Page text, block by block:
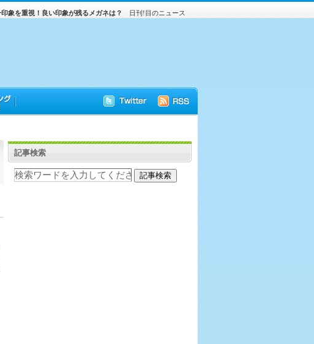
日刊!目のニュース
象を重視！良い印象が残るメガネは？
記事検索